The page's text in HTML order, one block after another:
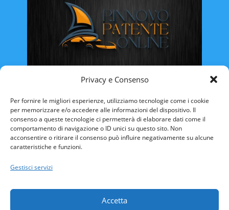
Privacy e Consenso
Per fornire le migliori esperienze, utilizziamo tecnologie come i cookie
per memorizzare e/o accedere alle informazioni del dispositivo. Il
consenso a queste tecnologie ci permetterà di elaborare dati come il
comportamento di navigazione o ID unici su questo sito. Non
acconsentire o ritirare il consenso può influire negativamente su alcune
caratteristiche e funzioni.
Gestisci servizi
Accetta
CAMPANIA
FRIULI VENEZIA-GIULIA
LAZIO
LIGURIA